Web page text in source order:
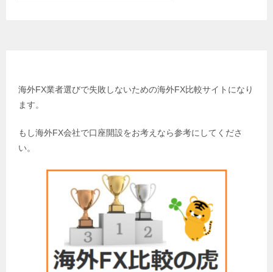
海外FX業者選びで失敗しないための海外FX比較サイトになり
ます。
もし海外FX会社で口座開設をお考えなら参考にしてくださ
い。